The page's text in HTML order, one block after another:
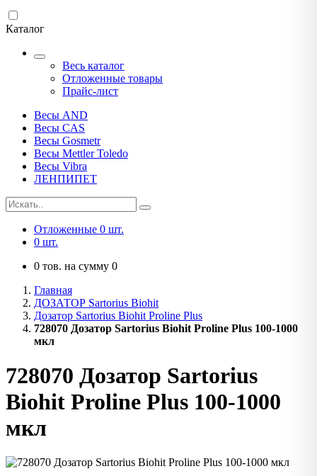
Каталог
Весь каталог
Отложенные товары
Прайс-лист
Весы AND
Весы CAS
Весы Gosmetr
Весы Mettler Toledo
Весы Vibra
ЛЕНПИПЕТ
Отложенные 0 шт.
0 шт.
0 тов. на сумму 0
Главная
ДОЗАТОР Sartorius Biohit
Дозатор Sartorius Biohit Proline Plus
728070 Дозатор Sartorius Biohit Proline Plus 100-1000
мкл
728070 Дозатор Sartorius
Biohit Proline Plus 100-1000
мкл